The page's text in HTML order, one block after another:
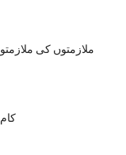
ملازمتوں کی
کام